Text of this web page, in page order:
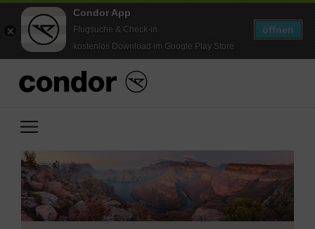
Condor App
Flugsuche & Check-in
kostenlos Download im Google Play Store
öffnen